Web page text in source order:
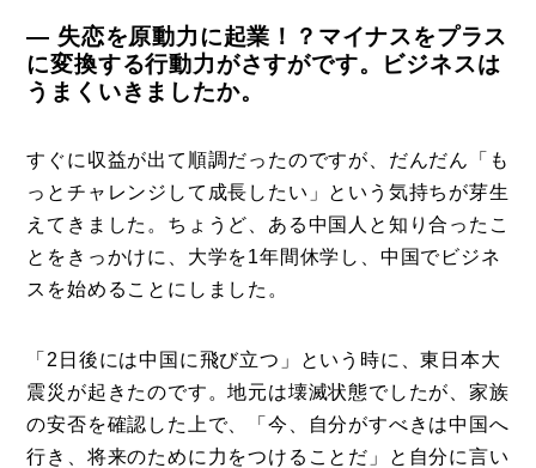
― 失恋を原動力に起業！？マイナスをプラス
に変換する行動力がさすがです。ビジネスは
うまくいきましたか。
すぐに収益が出て順調だったのですが、だんだん「も
っとチャレンジして成長したい」という気持ちが芽生
えてきました。ちょうど、ある中国人と知り合ったこ
とをきっかけに、大学を1年間休学し、中国でビジネ
スを始めることにしました。
「2日後には中国に飛び立つ」という時に、東日本大
震災が起きたのです。地元は壊滅状態でしたが、家族
の安否を確認した上で、「今、自分がすべきは中国へ
行き、将来のために力をつけることだ」と自分に言い